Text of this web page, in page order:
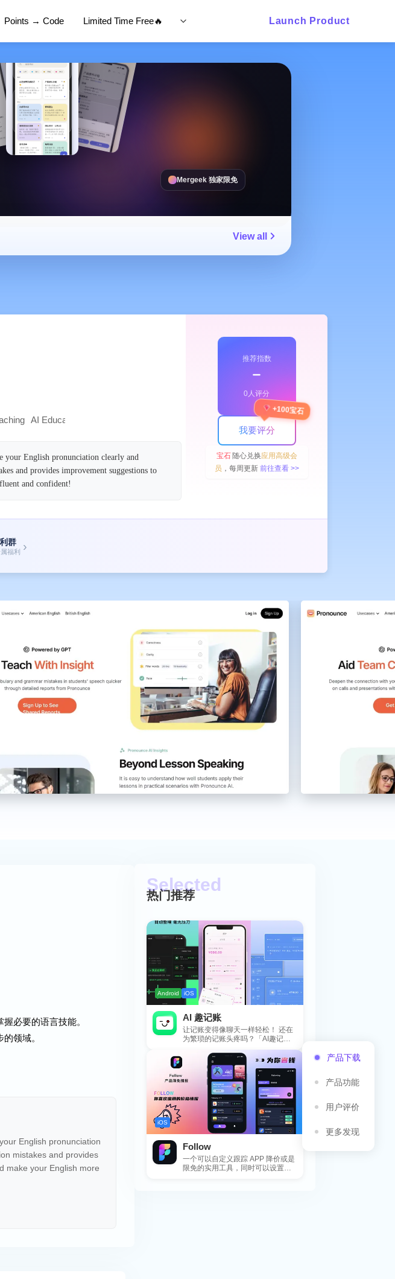
Points → Code Limited Time Free🔥 Launch Product
Mergeek 独家限免
View all
AI Education Assistant AI Video Recording Transcription
your English pronunciation clearly and
and provides improvement suggestions to
and confident!
推荐指数
﹣
0人评分
我要评分
+100宝石
宝石随心兑换应用高级会
员 ，每周更新 前往查看 >>
群
福利 ›
产品下载
产品功能
用户评价
更多发现
必要的语言技能。
领域。
English pronunciation
mistakes and provides
make your English more
热门推荐
Android iOS
AI 趣记账
让记账变得像聊天一样轻松！ 还在
为繁琐的记账头疼吗？「AI趣记
账」来拯救你啦！这款智能记账工
具专为懒...
iOS
Follow
一个可以自定义跟踪 APP 降价或是
限免的实用工具，同时可以设置包